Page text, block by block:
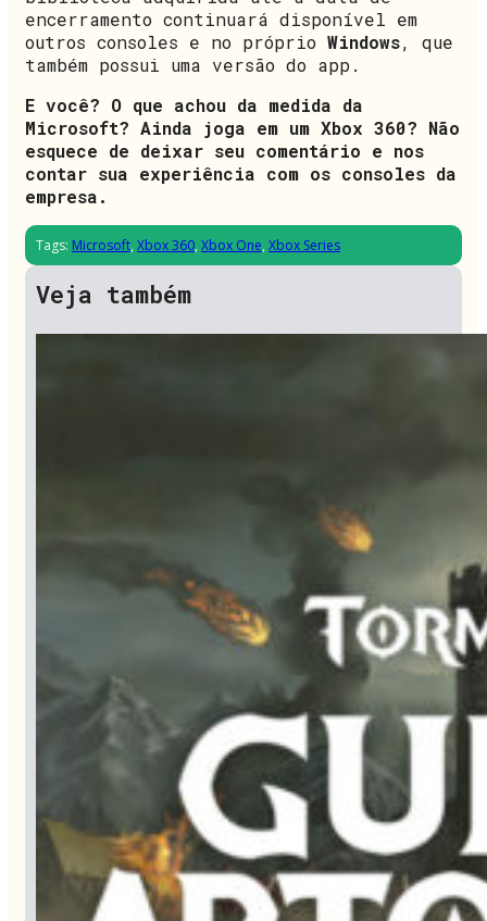
encerramento continuará disponível em
outros consoles e no próprio Windows, que
também possui uma versão do app.
E você? O que achou da medida da
Microsoft? Ainda joga em um Xbox 360? Não
esquece de deixar seu comentário e nos
contar sua experiência com os consoles da
empresa.
Tags: Microsoft, Xbox 360, Xbox One, Xbox Series
Veja também